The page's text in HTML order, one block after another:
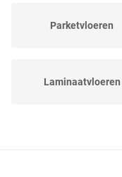
Parketvloeren
Laminaatvloeren